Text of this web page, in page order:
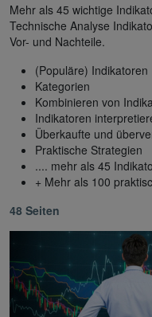
Mehr als 45 wichtige
Technische Analyse
Vor- und Nachteile.
(Populäre) Indikatoren
Kategorien
Kombinieren von
Indikatoren
Überkaufte und
Praktische Strategien
.... mehr als 45
+ Mehr als 100
48 Seiten